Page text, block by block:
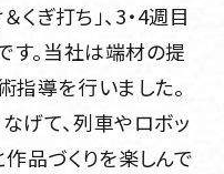
くぎ打ち」、3・4週目
す。当社は端材の提
指導を行いました。
げて、列車やロボッ
作品づくりを楽しんで